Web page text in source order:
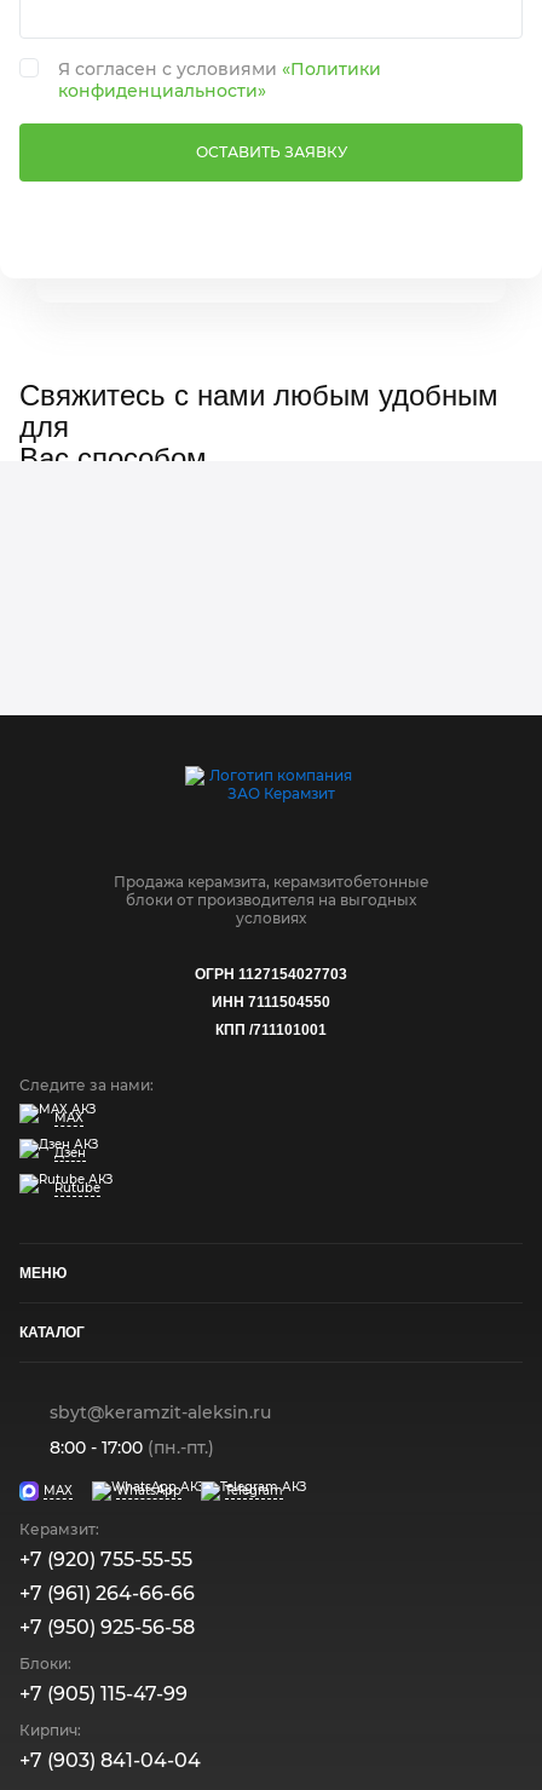
Свяжитесь с нами любым удобным
для
Вас способом
Я согласен с условиями «Политики
конфиденциальности»
Продажа керамзита, керамзитобетонные
блоки от производителя на выгодных
условиях
ОГРН 1127154027703
ИНН 7111504550
КПП /711101001
Следите за нами:
MAX
Дзен
Rutube
МЕНЮ
КАТАЛОГ
sbyt@keramzit-aleksin.ru
8:00 - 17:00(пн.-пт.)
MAX WhatsApp Telegram
Керамзит:
+7 (920) 755-55-55
+7 (961) 264-66-66
+7 (950) 925-56-58
Блоки:
+7 (905) 115-47-99
Кирпич:
+7 (903) 841-04-04